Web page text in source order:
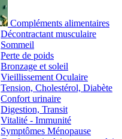
Compléments alimentaires
Décontractant musculaire
Sommeil
Perte de poids
Bronzage et soleil
Vieillissement Oculaire
Tension, Cholestérol, Diabète
Confort urinaire
Digestion, Transit
Vitalité - Immunité
Symptômes Ménopause